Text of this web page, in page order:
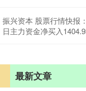
振兴资本 股票行情快报
日主力资金净买入
最新文章